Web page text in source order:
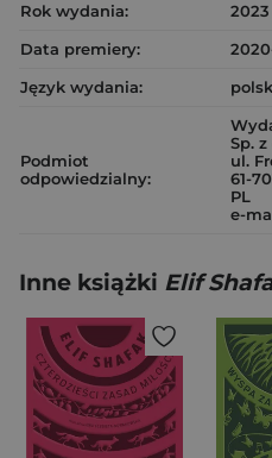
Rok wydania:
2023
Data premiery:
Język wydania:
Podmiot
odpowiedzialny:
Sp. z
ul.
61-
PL
e-
Inne książki Elif